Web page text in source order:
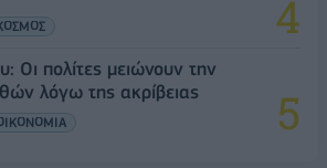
Οι πολίτες μειώνουν την
λόγω της ακρίβειας